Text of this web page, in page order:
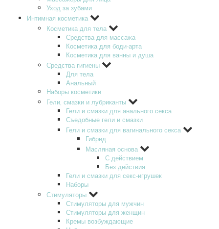
Уход за зубами
Интимная косметика
Косметика для тела
Средства для массажа
Косметика для боди-арта
Косметика для ванны и душа
Средства гигиены
Для тела
Анальный
Наборы косметики
Гели‚ смазки и лубриканты
Гели и смазки для анального секса
Съедобные гели и смазки
Гели и смазки для вагинального секса
Гибрид
Масляная основа
С действием
Без действия
Гели и смазки для секс-игрушек
Наборы
Стимуляторы
Стимуляторы для мужчин
Стимуляторы для женщин
Кремы возбуждающие